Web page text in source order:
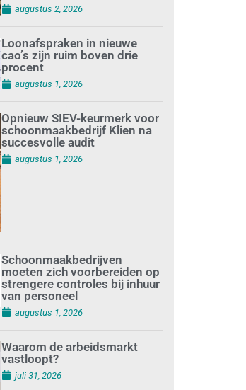
augustus 2, 2026
Loonafspraken in nieuwe
cao’s zijn ruim boven drie
procent
augustus 1, 2026
Opnieuw SIEV-keurmerk voor
schoonmaakbedrijf Klien na
succesvolle audit
augustus 1, 2026
Schoonmaakbedrijven
moeten zich voorbereiden op
strengere controles bij inhuur
van personeel
augustus 1, 2026
Waarom de arbeidsmarkt
vastloopt?
juli 31, 2026